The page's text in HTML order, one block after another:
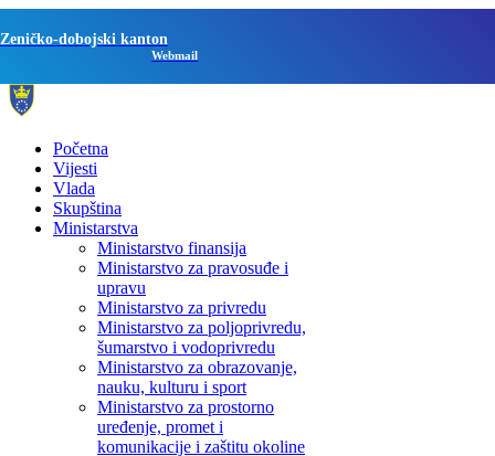
Zeničko-dobojski kanton
Webmail
Početna
Vijesti
Vlada
Skupština
Ministarstva
Ministarstvo finansija
Ministarstvo za pravosuđe i
upravu
Ministarstvo za privredu
Ministarstvo za poljoprivredu,
šumarstvo i vodoprivredu
Ministarstvo za obrazovanje,
nauku, kulturu i sport
Ministarstvo za prostorno
uređenje, promet i
komunikacije i zaštitu okoline